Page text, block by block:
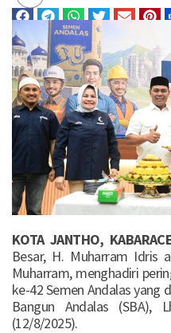
KOTA JANTHO,
Besar, H. Muharram Idris
Muharram, menghadiri
ke-42 Semen Andalas yang
Bangun Andalas (SBA),
(12/8/2025).